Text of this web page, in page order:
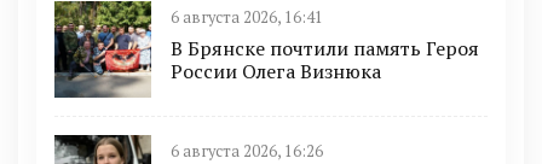
6 августа 2026, 16:41
В Брянске почтили память Героя
России Олега Визнюка
6 августа 2026, 16:26